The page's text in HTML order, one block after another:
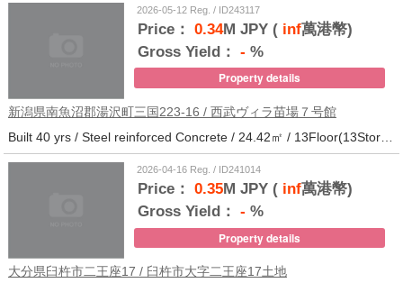
2026-05-12 Reg. / ID243117
Price： 0.34M JPY (inf萬港幣)
Gross Yield： - %
Property details
新潟県南魚沼郡湯沢町三国223-16 / 西武ヴィラ苗場７号館
Built 40 yrs / Steel reinforced Concrete / 24.42㎡ / 13Floor(13Stories) / 372Units / Distance from the station.
2026-04-16 Reg. / ID241014
Price： 0.35M JPY (inf萬港幣)
Gross Yield： - %
Property details
大分県臼杵市二王座17 / 臼杵市大字二王座17土地